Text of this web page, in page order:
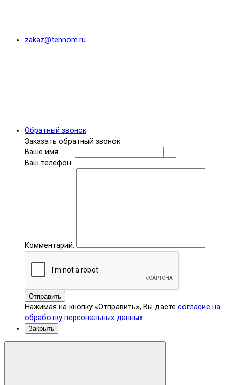
zakaz@tehnom.ru
Обратный звонок
Заказать обратный звонок
Ваше имя:
Ваш телефон:
Комментарий:
Отправить
Нажимая на кнопку «Отправить», Вы даете согласие на
обработку персональных данных.
Закрыть